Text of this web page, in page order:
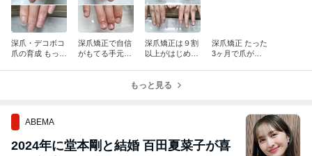
深爪・デコボコ
爪の育成 もっと
深爪矯正で自信
がもてる手元に
ンズ深爪矯正 深
深爪矯正は９割
以上がはじめて
イル 爪むしり
深爪矯正 たった
3ヶ月で爪がこ
もっと見る
ABEMA
2024年に堂本剛と結婚 百田夏菜子が喜